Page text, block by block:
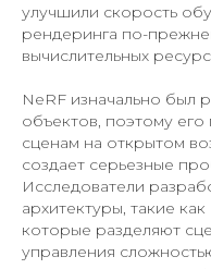
улучшили скорость
рендеринга по-
вычислительных
NeRF изначально был
объектов, поэтому
сценам на открытом
создает серьезные
Исследователи
архитектуры, такие
которые разделяют
управления